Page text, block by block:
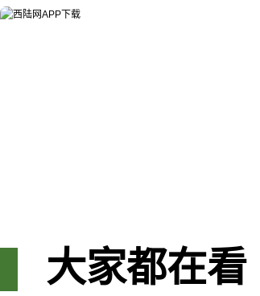
大家都在看